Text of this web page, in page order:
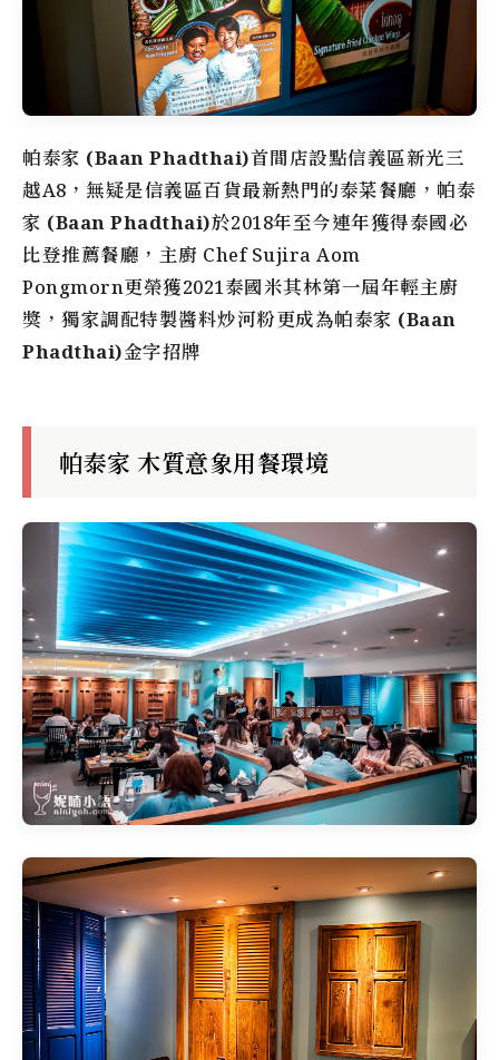
帕泰家 (Baan Phadthai)首間店設點信義區新光三
越A8，無疑是信義區百貨最新熱門的泰菜餐廳， 帕泰
家 (Baan Phadthai)於2018年至今連年獲得泰國必
比登推薦餐廳，主廚 Chef Sujira Aom
Pongmorn更榮獲2021泰國米其林第一屆年輕主廚
獎，獨家調配特製醬料炒河粉更成為帕泰家 (Baan
Phadthai)金字招牌
帕泰家 木質意象用餐環境